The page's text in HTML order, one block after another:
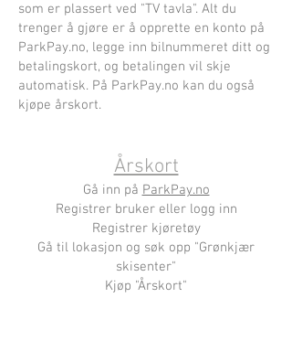
som er plassert ved "TV tavla". Alt du
trenger å gjøre er å opprette en konto på
ParkPay.no, legge inn bilnummeret ditt og
betalingskort, og betalingen vil skje
automatisk. På ParkPay.no kan du også
kjøpe årskort.
Årskort
Gå inn på ParkPay.no
Registrer bruker eller logg inn
Registrer kjøretøy
Gå til lokasjon og søk opp "Grønkjær
skisenter"
Kjøp "Årskort"